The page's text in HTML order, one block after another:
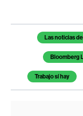
Temas de este
Las noticias
Bloomberg
Trabajo sí hay